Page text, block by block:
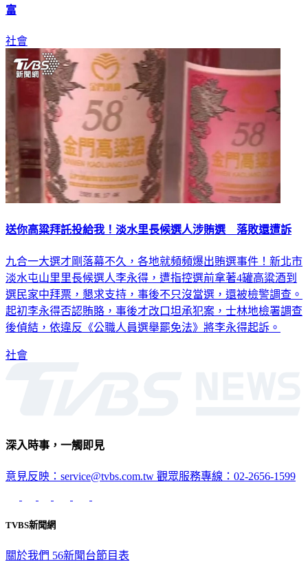
富
社會
送你高粱拜託投給我！淡水里長候選人涉賄選 落敗還遭訴
九合一大選才剛落幕不久，各地就頻頻爆出賄選事件！新北市
淡水屯山里里長候選人李永得，遭指控選前拿著4罐高粱酒到
選民家中拜票，懇求支持，事後不只沒當選，還被檢警調查。
起初李永得否認賄賂，事後才改口坦承犯案，士林地檢署調查
後偵結，依違反《公職人員選舉罷免法》將李永得起訴。
社會
深入時事，一觸即見
意見反映：service@tvbs.com.tw 觀眾服務專線：02-2656-1599
TVBS新聞網
關於我們 56新聞台節目表